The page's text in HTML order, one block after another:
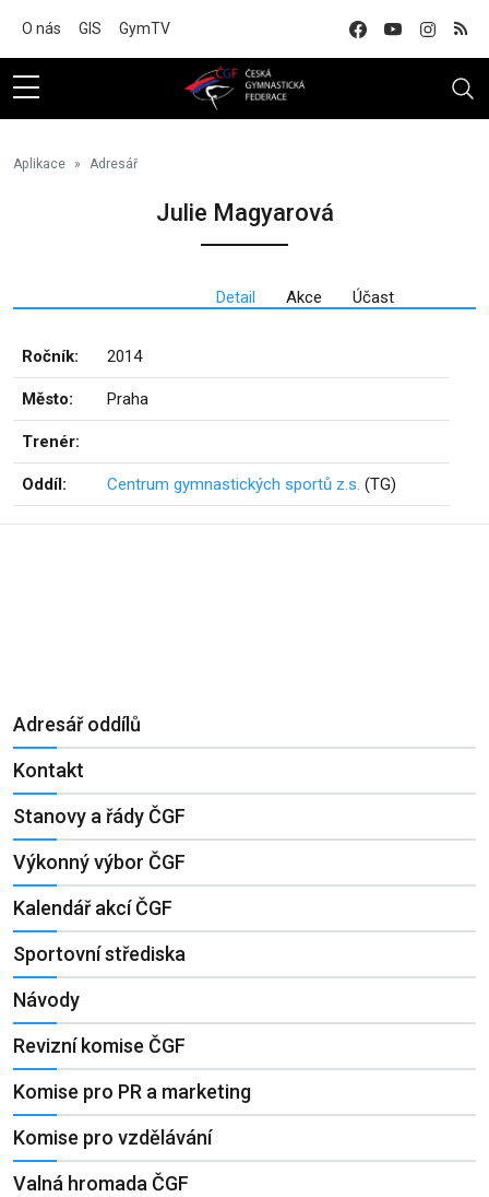
O nás GIS GymTV
Aplikace Adresář
Julie Magyarová
Detail Akce Účast
Ročník: 2014
Město: Praha
Trenér:
Oddíl: Centrum gymnastických sportů z.s. (TG)
Adresář oddílů
Kontakt
Stanovy a řády ČGF
Výkonný výbor ČGF
Kalendář akcí ČGF
Sportovní střediska
Návody
Revizní komise ČGF
Komise pro PR a marketing
Komise pro vzdělávání
Valná hromada ČGF